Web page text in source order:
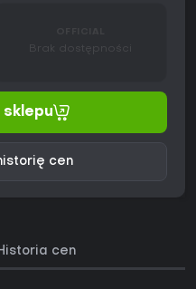
Brak dostępności
sklepu
cen
cen